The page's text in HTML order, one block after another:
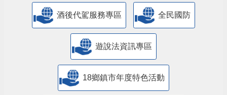
酒後代駕服務專區 全民國防
遊說法資訊專區
18鄉鎮市年度特色活動